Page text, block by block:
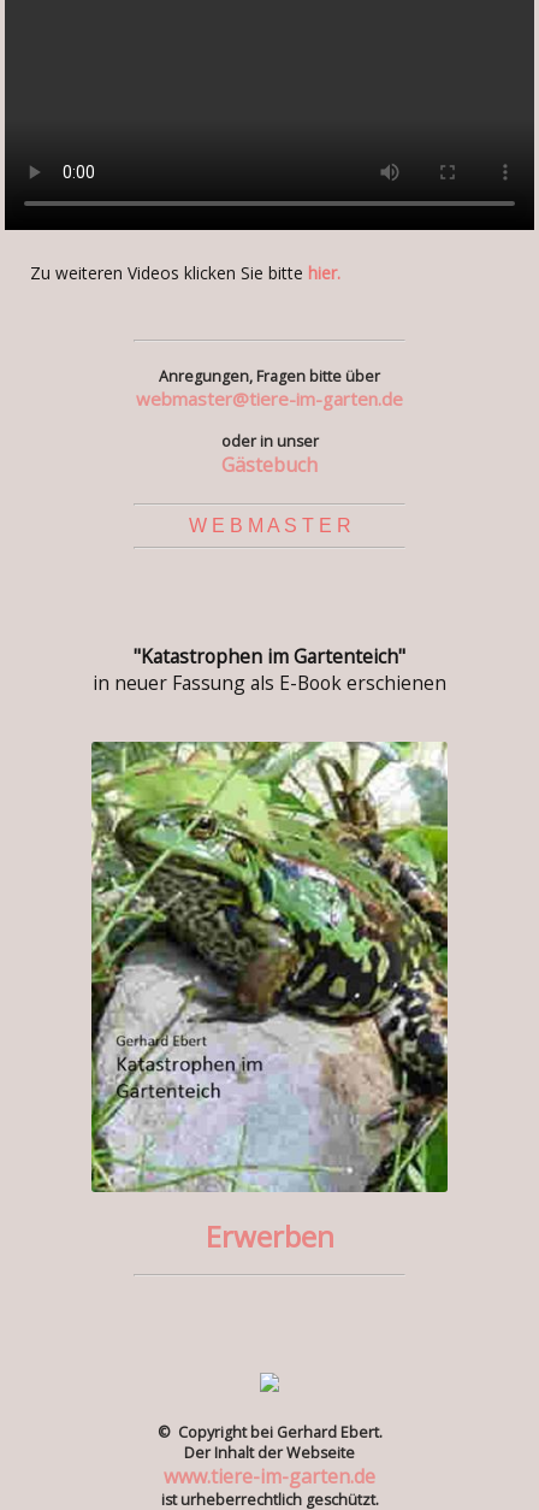
Zu weiteren Videos klicken Sie bitte hier.
Anregungen, Fragen bitte über
webmaster@tiere-im-garten.de
oder in unser
Gästebuch
W E B M A S T E R
"Katastrophen im Gartenteich"
in neuer Fassung als E-Book erschienen
Erwerben
© Copyright bei Gerhard Ebert.
Der Inhalt der Webseite
www.tiere-im-garten.de
ist urheberrechtlich geschützt.